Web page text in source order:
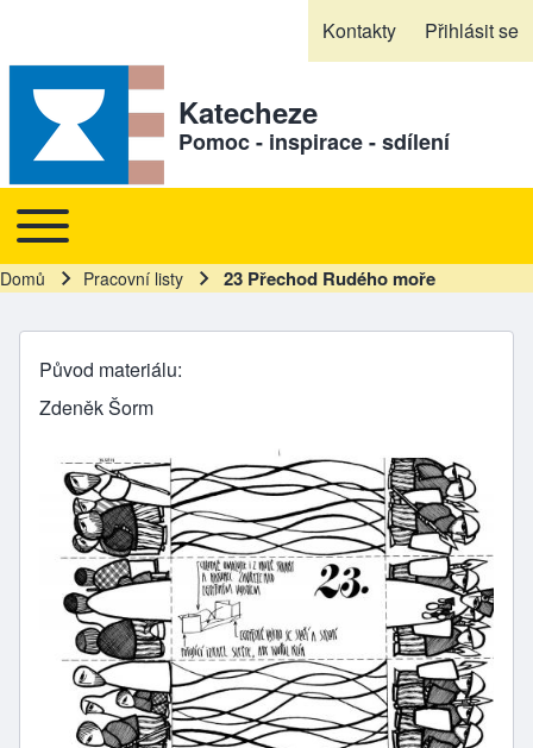
Kontakty Přihlásit se
Katecheze
Pomoc - inspirace - sdílení
Hlavní navigace
Toggle main menu
Drobečková navigace
Domů Pracovní listy 23 Přechod Rudého moře
Původ materiálu
Zdeněk Šorm